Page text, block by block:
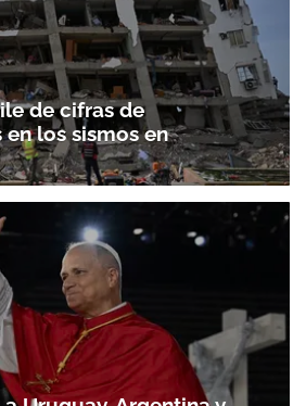
de cifras de
los sismos en